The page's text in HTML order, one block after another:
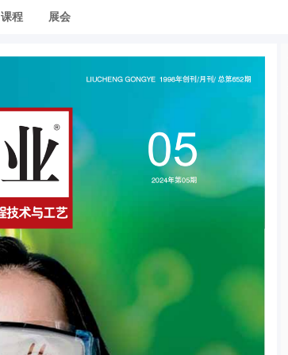
课程 展会